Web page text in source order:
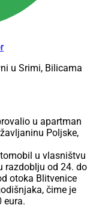
u Srimi, Bilicama
u apartman
Poljske,
u vlasništvu
razdoblju od 24. do
otoka Blitvenice
čime je
eura.